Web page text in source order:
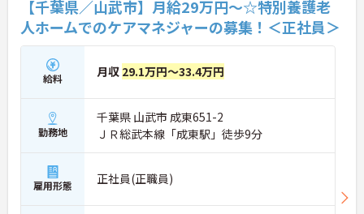
【千葉県／山武市】月給29万円～☆特別養護老
人ホームでのケアマネジャーの募集！＜正社員＞
給料 月収 29.1万円～33.4万円
勤務地
千葉県 山武市 成東651-2
ＪＲ総武本線「成東駅」徒歩9分
雇用形態 正社員(正職員)